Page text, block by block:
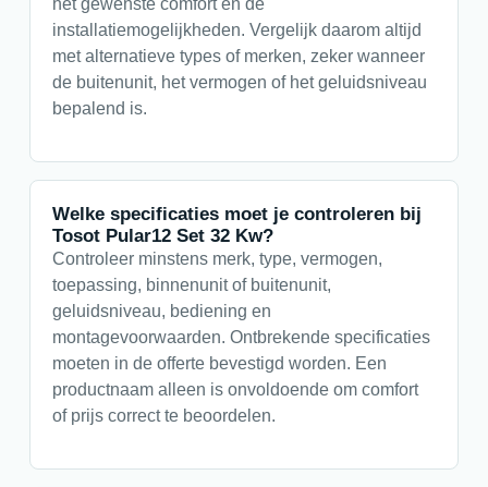
installatiemogelijkheden. Vergelijk daarom altijd
met alternatieve types of merken, zeker wanneer
de buitenunit, het vermogen of het geluidsniveau
bepalend is.
Welke specificaties moet je controleren bij
Tosot Pular12 Set 32 Kw?
Controleer minstens merk, type, vermogen,
toepassing, binnenunit of buitenunit,
geluidsniveau, bediening en
montagevoorwaarden. Ontbrekende specificaties
moeten in de offerte bevestigd worden. Een
productnaam alleen is onvoldoende om comfort
of prijs correct te beoordelen.